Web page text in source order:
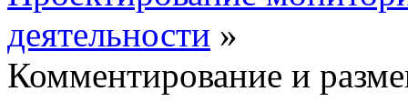
деятельности »
Комментирование и